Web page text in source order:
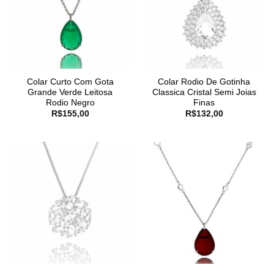
Colar Curto Com Gota
Grande Verde Leitosa
Rodio Negro
R$155,00
Colar Rodio De Gotinha
Classica Cristal Semi Joias
Finas
R$132,00